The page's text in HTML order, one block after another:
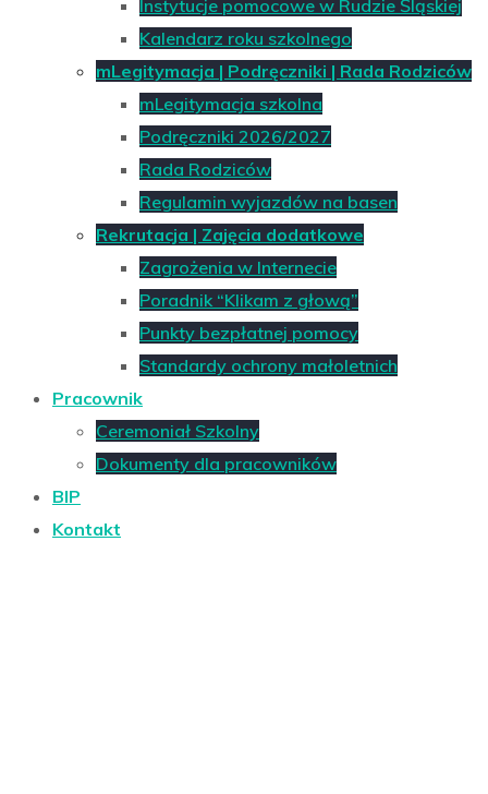
Instytucje pomocowe w Rudzie Śląskiej
Kalendarz roku szkolnego
mLegitymacja | Podręczniki | Rada Rodziców
mLegitymacja szkolna
Podręczniki 2026/2027
Rada Rodziców
Regulamin wyjazdów na basen
Rekrutacja | Zajęcia dodatkowe
Zagrożenia w Internecie
Poradnik “Klikam z głową”
Punkty bezpłatnej pomocy
Standardy ochrony małoletnich
Pracownik
Ceremoniał Szkolny
Dokumenty dla pracowników
BIP
Kontakt